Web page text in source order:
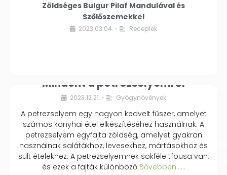
Zöldséges Bulgur Pilaf Mandulával és
Szőlőszemekkel
2023.03.04. • Receptek
Mindent a petrezselyemről
2023.12.21. • Gyógynövények
A petrezselyem egy nagyon kedvelt fűszer, amelyet
számos konyhai étel elkészítéséhez használnak. A
petrezselyem egyfajta zöldség, amelyet gyakran
használnak salátákhoz, levesekhez, mártásokhoz és
sült ételekhez. A petrezselyemnek sokféle típusa van,
és ezek a fajták különbözőBővebben...…